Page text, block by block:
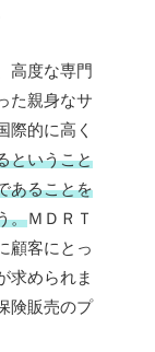
高度な専門
た親身なサ
際的に高く
ということ
あることを
。ＭＤＲＴ
顧客にとっ
求められま
険販売のプ